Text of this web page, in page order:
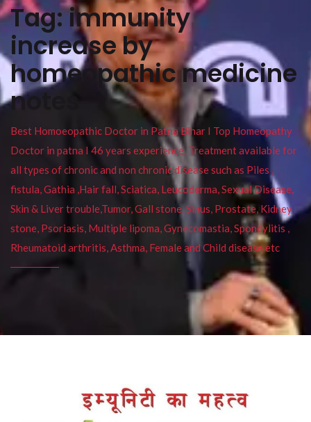
Tag:immunity
increase by
homeopathic medicine
notes
Best Homoeopathic Doctor in Patna Bihar I Top Homeopathy
Doctor in patna I 46 years experience. Treatment available for
all types of chronic and non chronic disease such as Piles ,
fistula, Gathia ,Hair fall, Sciatica, Leucoderma, Sexual Disease,
Skin & Liver trouble,Tumor, Gall stone, Sinus, Prostate, Kidney
stone, Psoriasis, Multiple lipoma, Gynecomastia, Spondylitis ,
Rheumatoid arthritis, Asthma, Female and Child disease etc